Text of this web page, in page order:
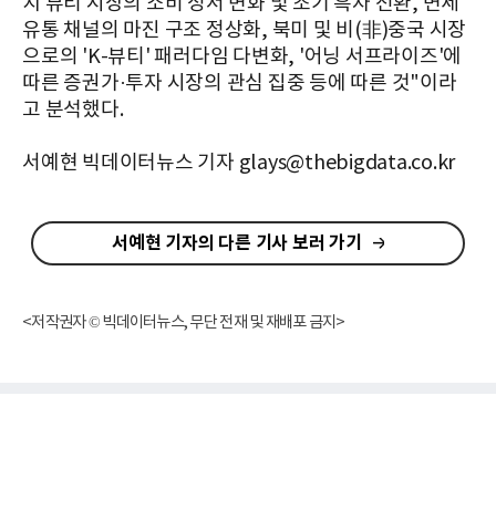
유통 채널의 마진 구조 정상화, 북미 및 비(非)중국 시장
으로의 'K-뷰티' 패러다임 다변화, '어닝 서프라이즈'에
따른 증권가·투자 시장의 관심 집중 등에 따른 것"이라
고 분석했다.
서예현 빅데이터뉴스 기자 glays@thebigdata.co.kr
서예현 기자의 다른 기사 보러 가기
<저작권자 © 빅데이터뉴스, 무단 전재 및 재배포 금지>